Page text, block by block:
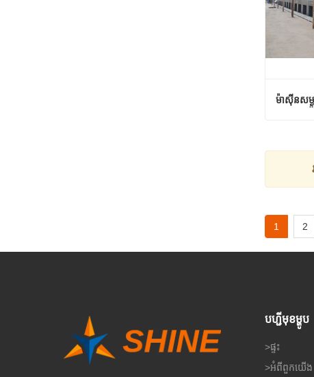
ម៉ាស៊ីនសម្
1 2
បហ្ជីមុខម្ហូប
>ផ្ទះ
>អំពី​ពួក​យើង